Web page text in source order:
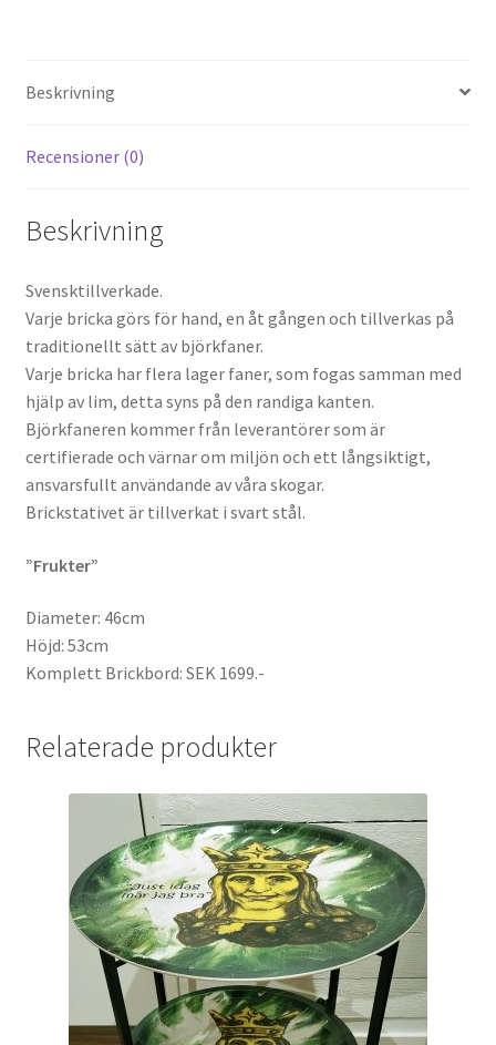
Beskrivning
Recensioner (0)
Beskrivning
Svensktillverkade.
Varje bricka görs för hand, en åt gången och tillverkas på
traditionellt sätt av björkfaner.
Varje bricka har flera lager faner, som fogas samman med
hjälp av lim, detta syns på den randiga kanten.
Björkfaneren kommer från leverantörer som är
certifierade och värnar om miljön och ett långsiktigt,
ansvarsfullt användande av våra skogar.
Brickstativet är tillverkat i svart stål.
”Frukter”
Diameter: 46cm
Höjd: 53cm
Komplett Brickbord: SEK 1699.-
Relaterade produkter